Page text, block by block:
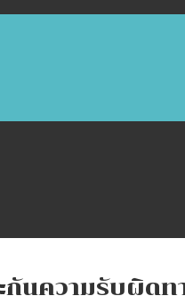
นความรับผิด